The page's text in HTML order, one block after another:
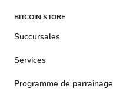
BITCOIN STORE
Succursales
Services
Programme de parrainage